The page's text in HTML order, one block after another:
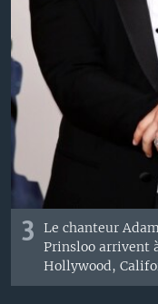
3 Le chanteur
Prinsloo arrivent
Hollywood,